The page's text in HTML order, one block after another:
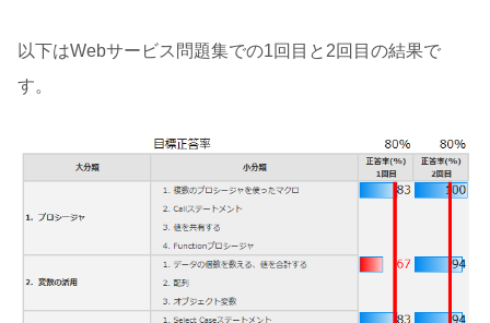
以下はWebサービス問題集での1回目と2回目の結果で
す。